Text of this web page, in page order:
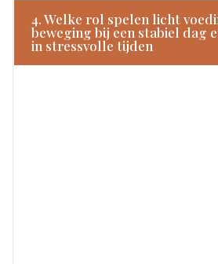
4. Welke rol spelen licht
beweging bij een stabiel dag
in stressvolle tijden